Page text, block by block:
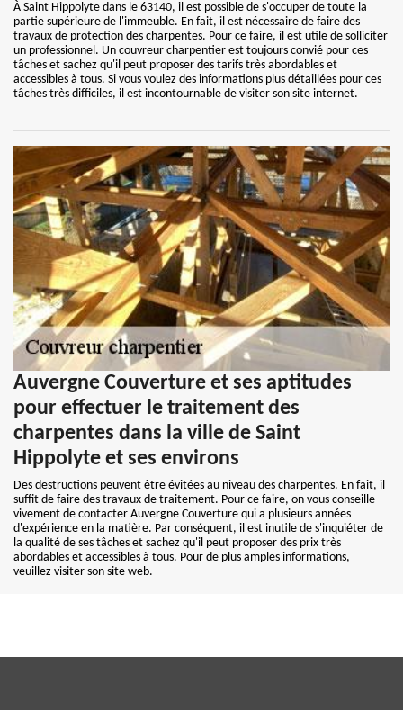
À Saint Hippolyte dans le 63140, il est possible de s'occuper de toute la
partie supérieure de l'immeuble. En fait, il est nécessaire de faire des
travaux de protection des charpentes. Pour ce faire, il est utile de solliciter
un professionnel. Un couvreur charpentier est toujours convié pour ces
tâches et sachez qu'il peut proposer des tarifs très abordables et
accessibles à tous. Si vous voulez des informations plus détaillées pour ces
tâches très difficiles, il est incontournable de visiter son site internet.
Auvergne Couverture et ses aptitudes
pour effectuer le traitement des
charpentes dans la ville de Saint
Hippolyte et ses environs
Des destructions peuvent être évitées au niveau des charpentes. En fait, il
suffit de faire des travaux de traitement. Pour ce faire, on vous conseille
vivement de contacter Auvergne Couverture qui a plusieurs années
d'expérience en la matière. Par conséquent, il est inutile de s'inquiéter de
la qualité de ses tâches et sachez qu'il peut proposer des prix très
abordables et accessibles à tous. Pour de plus amples informations,
veuillez visiter son site web.